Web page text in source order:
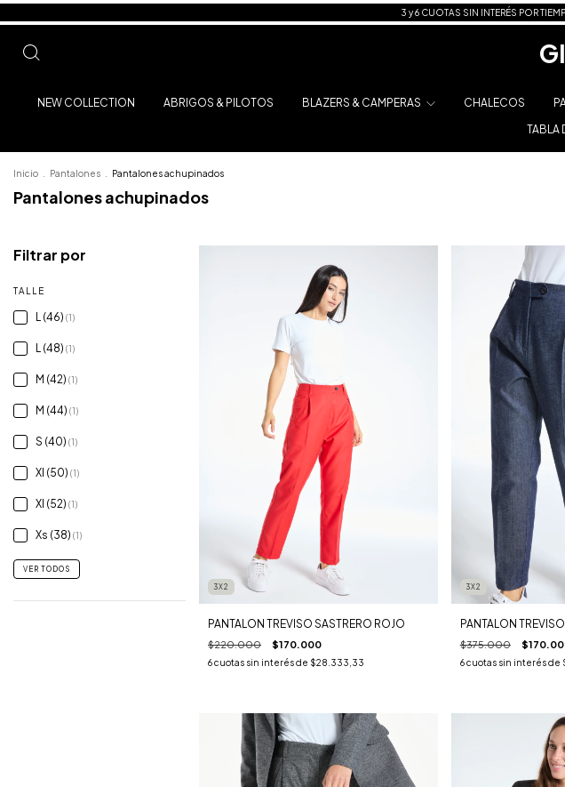
3 y 6 CUOTAS SIN INTERÉS POR
NEW COLLECTION ABRIGOS & PILOTOS BLAZERS & CAMPERAS CHALECOS
TABLA
Inicio Pantalones Pantalones achupinados
Pantalones achupinados
Filtrar por
TALLE
L (46) (1)
L (48) (1)
M (42) (1)
M (44) (1)
S (40) (1)
Xl (50) (1)
Xl (52) (1)
Xs (38) (1)
VER TODOS
3X2
PANTALON TREVISO SASTRERO ROJO
$220.000 $170.000
6cuotas sin interés de $28.333,33
3X2
PANTALON
$375.000
6cuotas sin interés de